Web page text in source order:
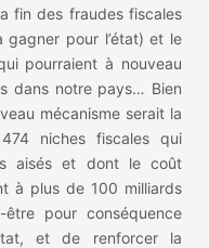
fin des fraudes fiscales
pour l’état) et le
pourraient à nouveau
dans notre pays… Bien
mécanisme serait la
niches fiscales qui
aisés et dont le coût
à plus de 100 milliards
pour conséquence
et de renforcer la